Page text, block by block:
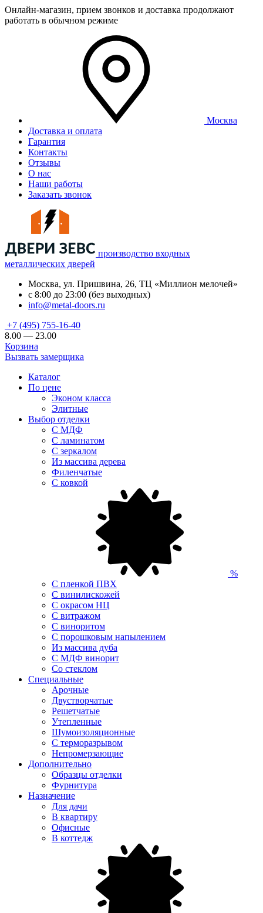
Онлайн-магазин, прием звонков и доставка продолжают
работать в обычном режиме
Москва
Доставка и оплата
Гарантия
Контакты
Отзывы
О нас
Наши работы
Заказать звонок
производство входных
металлических дверей
Москва, ул. Пришвина, 26, ТЦ «Миллион мелочей»
с 8:00 до 23:00 (без выходных)
info@metal-doors.ru
+7 (495) 755-16-40
8.00 — 23.00
Корзина
Вызвать замерщика
Каталог
По цене
Эконом класса
Элитные
Выбор отделки
С МДФ
С ламинатом
С зеркалом
Из массива дерева
Филенчатые
С ковкой
%
С пленкой ПВХ
С винилискожей
С окрасом НЦ
С витражом
С виноритом
С порошковым напылением
Из массива дуба
С МДФ винорит
Со стеклом
Специальные
Арочные
Двустворчатые
Решетчатые
Утепленные
Шумоизоляционные
С терморазрывом
Непромерзающие
Дополнительно
Образцы отделки
Фурнитура
Назначение
Для дачи
В квартиру
Офисные
В коттедж